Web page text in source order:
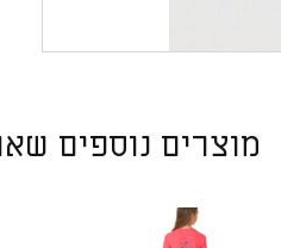
מוצרים נוספים